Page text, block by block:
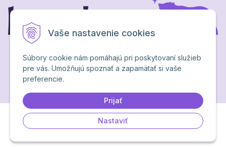
Vaše nastavenie cookies
Súbory cookie nám pomáhajú pri poskytovaní služieb
pre vás. Umožňujú spoznať a zapamätať si vaše
preferencie.
Prijať
Nastaviť
Ochrana osobných údajov
NextShop&